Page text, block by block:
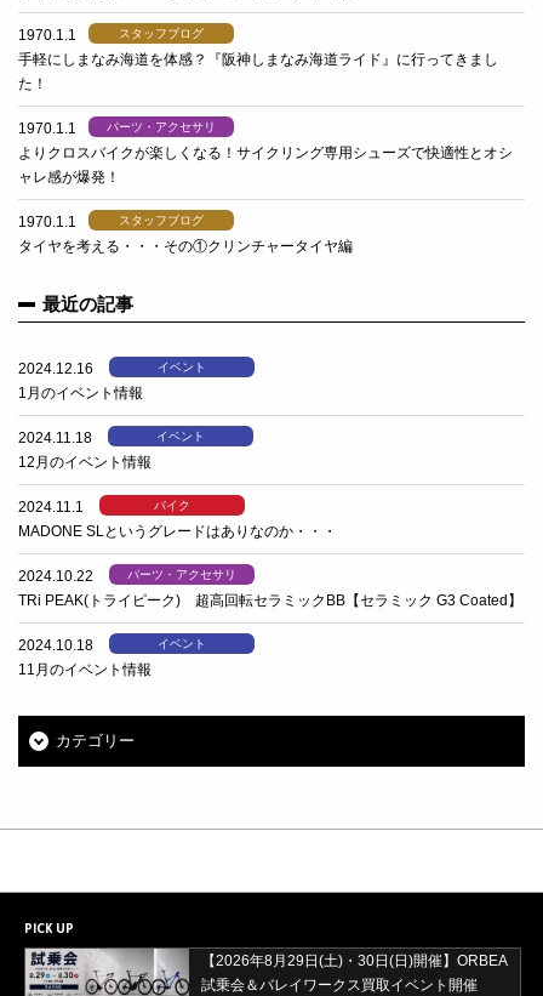
1970.1.1 スタッフブログ
手軽にしまなみ海道を体感？『阪神しまなみ海道ライド』に行ってきまし
た！
1970.1.1 パーツ・アクセサリ
よりクロスバイクが楽しくなる！サイクリング専用シューズで快適性とオシ
ャレ感が爆発！
1970.1.1 スタッフブログ
タイヤを考える・・・その①クリンチャータイヤ編
最近の記事
2024.12.16 イベント
1月のイベント情報
2024.11.18 イベント
12月のイベント情報
2024.11.1 バイク
MADONE SLというグレードはありなのか・・・
2024.10.22 パーツ・アクセサリ
TRi PEAK(トライピーク) 超高回転セラミックBB【セラミック G3 Coated】
2024.10.18 イベント
11月のイベント情報
カテゴリー
PICK UP
【2026年8月29日(土)・30日(日)開催】ORBEA
試乗会＆バレイワークス買取イベント開催